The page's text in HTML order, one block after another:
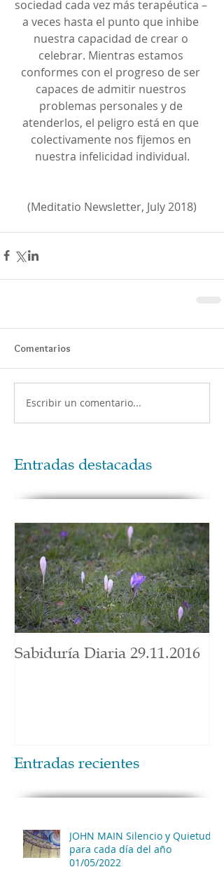
sociedad cada vez más terapéutica –
a veces hasta el punto que inhibe
nuestra capacidad de crear o
celebrar. Mientras estamos
conformes con el progreso de ser
capaces de admitir nuestros
problemas personales y de
atenderlos, el peligro está en que
colectivamente nos fijemos en
nuestra infelicidad individual.
(Meditatio Newsletter, July 2018)
Comentarios
Escribir un comentario...
Entradas destacadas
Sabiduría Diaria 29.11.2016
Entradas recientes
JOHN MAIN Silencio y Quietud
para cada día del año
01/05/2022